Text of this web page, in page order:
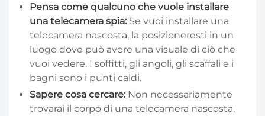
Pensa come qualcuno che vuole installare
una telecamera spia: Se vuoi installare una
telecamera nascosta, la posizioneresti in un
luogo dove può avere una visuale di ciò che
vuoi vedere. I soffitti, gli angoli, gli scaffali e i
bagni sono i punti caldi.
Sapere cosa cercare: Non necessariamente
trovarai il corpo di una telecamera nascosta,